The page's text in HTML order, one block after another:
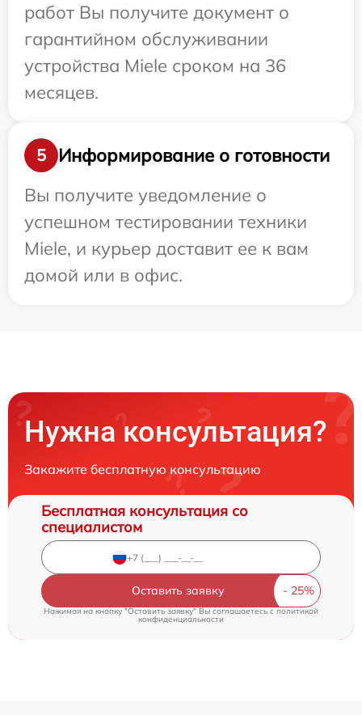
работ Вы получите документ о
гарантийном обслуживании
устройства Miele сроком на 36
месяцев.
5
Информирование о готовности
Вы получите уведомление о
успешном тестировании техники
Miele, и курьер доставит ее к вам
домой или в офис.
Нужна консультация?
Закажите бесплатную консультацию
Бесплатная консультация со
специалистом
Оставить заявку
Нажимая на кнопку "Оставить заявку" Вы соглашаетесь cполитикой
конфиденциальности